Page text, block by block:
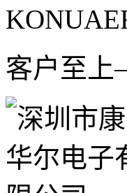
客户至上